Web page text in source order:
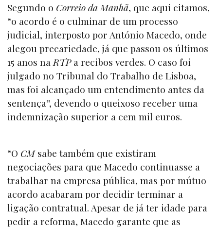
Segundo o Correio da Manhã, que aqui citamos,
“o acordo é o culminar de um processo
judicial, interposto por António Macedo, onde
alegou precariedade, já que passou os últimos
15 anos na RTPa recibos verdes. O caso foi
julgado no Tribunal do Trabalho de Lisboa,
mas foi alcançado um entendimento antes da
sentença”, devendo o queixoso receber uma
indemnização superior a cem mil euros.
“O CMsabe também que existiram
negociações para que Macedo continuasse a
trabalhar na empresa pública, mas por mútuo
acordo acabaram por decidir terminar a
ligação contratual. Apesar de já ter idade para
pedir a reforma, Macedo garante que as